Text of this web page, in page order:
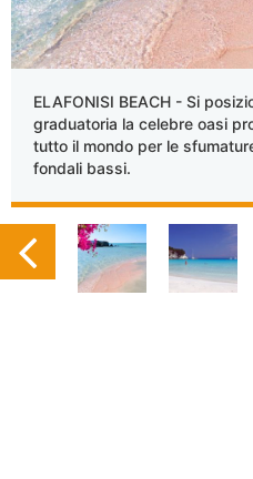
ELAFONISI BEACH - Si
graduatoria la celebre oasi
tutto il mondo per le
fondali bassi.